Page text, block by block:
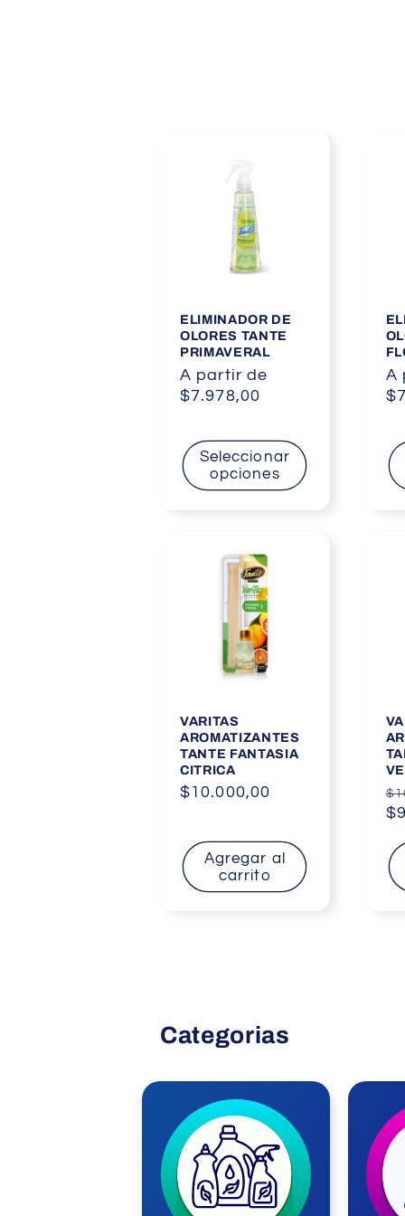
ELIMINADOR DE
OLORES TANTE
PRIMAVERAL
Precio
habitual
A partir de
$7.978,00
Seleccionar
opciones
A
VARITAS
AROMATIZANTES
TANTE FANTASIA
CITRICA
Precio
$10.000,00
Agregar al
carrito
Categorias